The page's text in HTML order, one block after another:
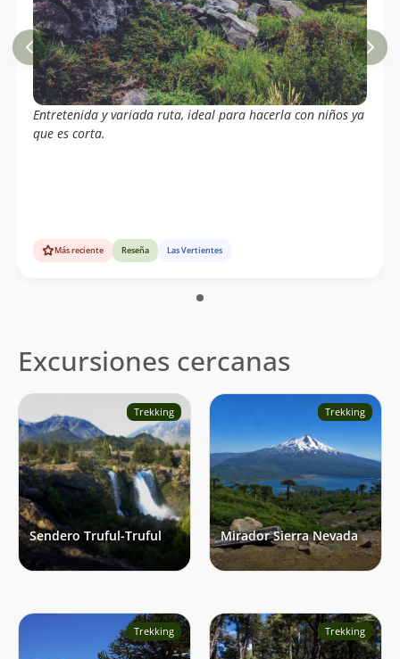
Entretenida y variada ruta, ideal para hacerla con niños ya
que es corta.
Más reciente Reseña Las Vertientes
Excursiones cercanas
Trekking
Sendero Truful-Truful
Trekking
Mirador Sierra Nevada
Trekking Trekking